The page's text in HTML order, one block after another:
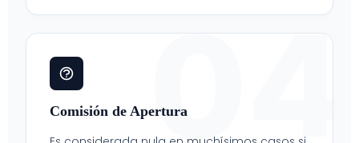
04
Comisión de Apertura